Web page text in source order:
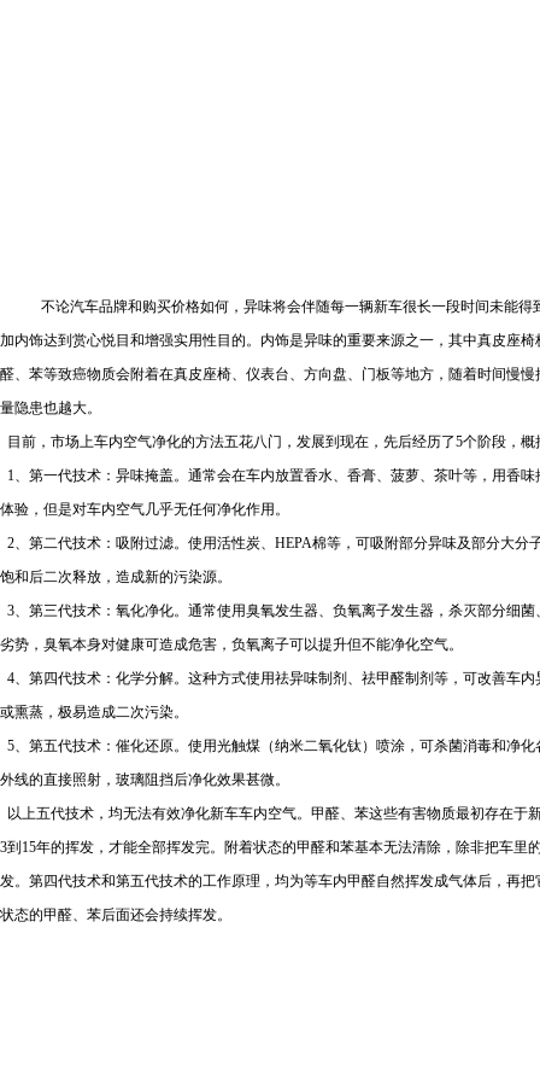
不论汽车品牌和购买价格如何，异味将会伴随每一辆新车很长一段时间未能
加内饰达到赏心悦目和增强实用性目的。内饰是异味的重要来源之一，其中真皮座
醛、苯等致癌物质会附着在真皮座椅、仪表台、方向盘、门板等地方，随着时间慢
量隐患也越大。
目前，市场上车内空气净化的方法五花八门，发展到现在，先后经历了5个阶段，概
1、第一代技术：异味掩盖。通常会在车内放置香水、香膏、菠萝、茶叶等，用香
体验，但是对车内空气几乎无任何净化作用。
2、第二代技术：吸附过滤。使用活性炭、 HEPA棉等，可吸附部分异味及部分大分
饱和后二次释放，造成新的污染源。
3、第三代技术：氧化净化。通常使用臭氧发生器、负氧离子发生器，杀灭部分细
劣势，臭氧本身对健康可造成危害，负氧离子可以提升但不能净化空气。
4、第四代技术：化学分解。这种方式使用祛异味制剂、祛甲醛制剂等，可改善车
或熏蒸，极易造成二次污染。
5、第五代技术：催化还原。使用光触煤（纳米二氧化钛）喷涂，可杀菌消毒和净化
外线的直接照射，玻璃阻挡后净化效果甚微。
以上五代技术，均无法有效净化新车车内空气。甲醛、苯这些有害物质最初存在于
3到 15年的挥发，才能全部挥发完。附着状态的甲醛和苯基本无法清除，除非把车里
发。第四代技术和第五代技术的工作原理，均为等车内甲醛自然挥发成气体后，再
状态的甲醛、苯后面还会持续挥发。